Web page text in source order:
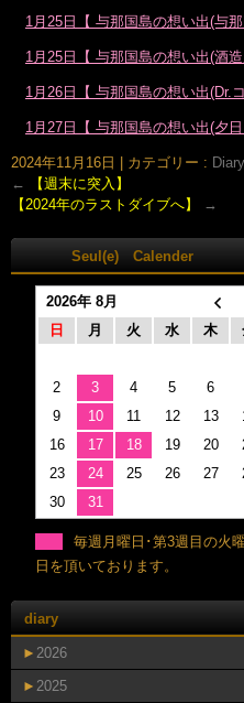
1月25日【 与那国島の想い出(与那
1月25日【 与那国島の想い出(酒造
1月26日【 与那国島の想い出(Dr.
1月27日【 与那国島の想い出(夕日
2024年11月16日 カテゴリー : Diary
←
【週末に突入】
【2024年のラストダイブへ】
→
Seul(e) Calender
2026年 8月
日
月 火 水 木
2
3 4 5 6
9
10 11 12 13
16
17 18 19 20
23
24 25 26 27
30
31
毎週月曜日･第3週目の火
日を頂いております。
diary
► 2026
► 2025